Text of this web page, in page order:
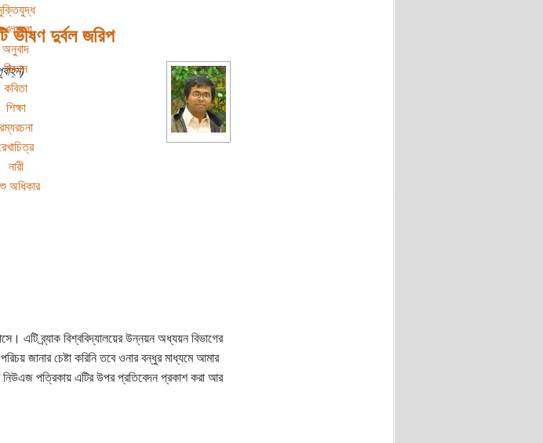
খেলাধুলা
অনুবাদ
বিজ্ঞান
কবিতা
শিক্ষা
রম্যরচনা
নারী
অধিকার
ভীষণ দুর্বল জরিপ
এটি ব্র্যাক বিশ্ববিদ্যালয়ের উন্নয়ন অধ্যয়ন বিভাগের
জানার চেষ্টা করিনি তবে ওনার বন্ধুর মাধ্যমে আমার
নিউএজ পত্রিকায় এটির উপর প্রতিবেদন প্রকাশ করা আর